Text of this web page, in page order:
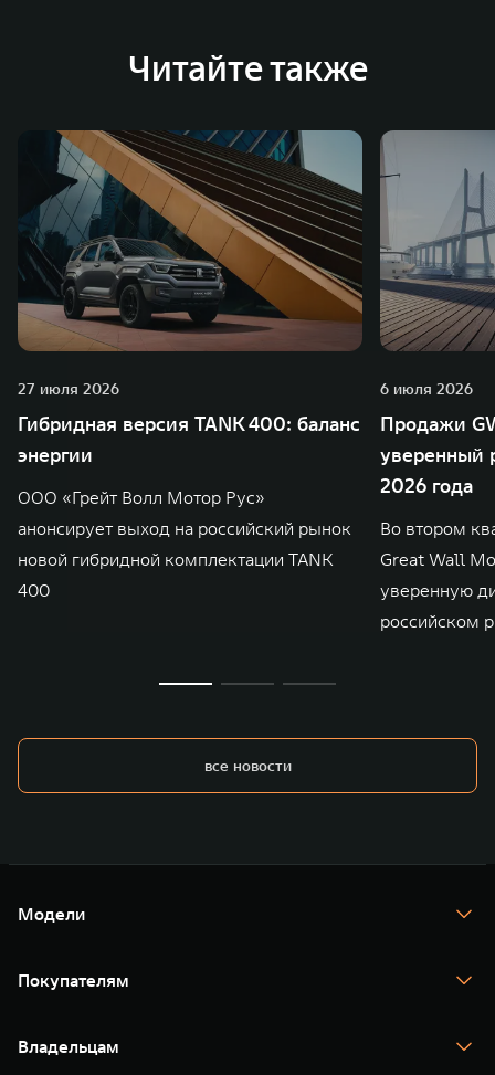
Читайте также
27 июля 2026
Гибридная версия TANK 400: баланс
энергии
ООО «Грейт Волл Мотор Рус»
анонсирует выход на российский рынок
новой гибридной комплектации TANK
400
6 июля 2026
Продажи
уверенный
2026 года
Во втором
Great Wall
уверенную
российском
все новости
Модели
TANK 400
TANK 500
Покупателям
Тест-драйв
TANK Финансы
Владельцам